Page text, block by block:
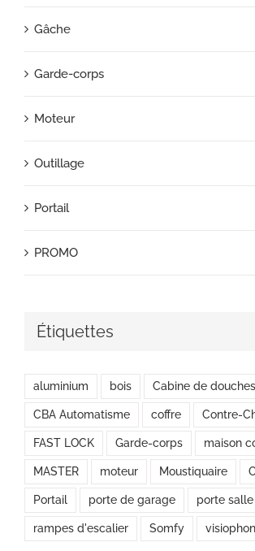
Gâche
Garde-corps
Moteur
Outillage
Portail
PROMO
Étiquettes
aluminium bois Cabine de douches
CBA Automatisme coffre Contre-
FAST LOCK Garde-corps maison
MASTER moteur Moustiquaire
Portail porte de garage porte
rampes d'escalier Somfy